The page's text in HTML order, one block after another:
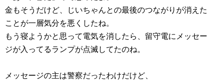
金もそうだけど、じいちゃんとの最後のつながりが消えた
ことが一層気分を悪くしたね。
もう寝ようかと思って電気を消したら、留守電にメッセー
ジが入ってるランプが点滅してたのね。
メッセージの主は警察だったわけだけど、